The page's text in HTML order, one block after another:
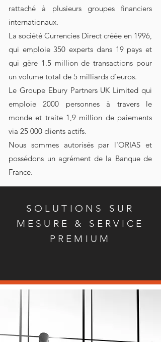
rattaché à plusieurs groupes financiers
internationaux.
La société Currencies Direct créée en 1996,
qui emploie 350 experts dans 19 pays et
qui gère 1.5 million de transactions pour
un volume total de 5 milliards d'euros.
Le Groupe Ebury Partners UK Limited qui
emploie 2000 personnes à travers le
monde et traite 1,9 million de paiements
via 25 000 clients actifs.
Nous sommes autorisés par l'ORIAS et
possédons un agrément de la Banque de
France.
SOLUTIONS SUR
MESURE & SERVICE
PREMIUM